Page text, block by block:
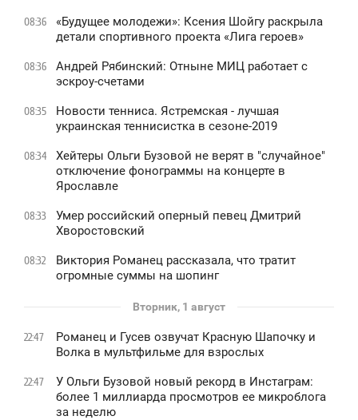
08:36
«Будущее молодежи»: Ксения Шойгу раскрыла
детали спортивного проекта «Лига героев»
08:36
Андрей Рябинский: Отныне МИЦ работает с
эскроу-счетами
08:35
Новости тенниса. Ястремская - лучшая
украинская теннисистка в сезоне-2019
08:34
Хейтеры Ольги Бузовой не верят в "случайное"
отключение фонограммы на концерте в
Ярославле
08:33
Умер российский оперный певец Дмитрий
Хворостовский
08:32
Виктория Романец рассказала, что тратит
огромные суммы на шопинг
Вторник, 1 август
22:47
Романец и Гусев озвучат Красную Шапочку и
Волка в мультфильме для взрослых
22:47
У Ольги Бузовой новый рекорд в Инстаграм:
более 1 миллиарда просмотров ее микроблога
за неделю